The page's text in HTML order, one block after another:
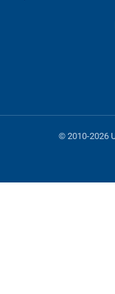
© 2010-2026